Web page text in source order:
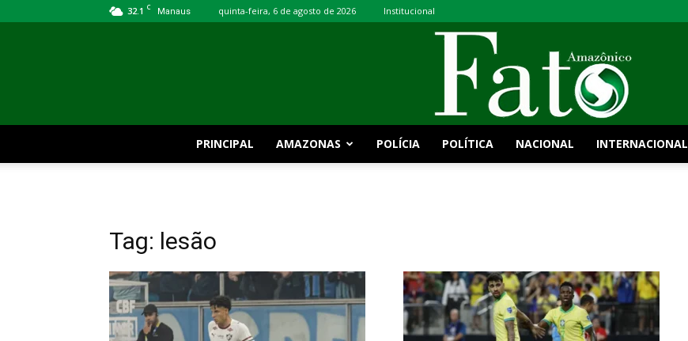
32.1 C Manaus quinta-feira, 6 de agosto de 2026 Institucional
Amazônico
PRINCIPAL AMAZONAS POLÍCIA POLÍTICA NACIONAL INTERNACIONAL
Tag: lesão